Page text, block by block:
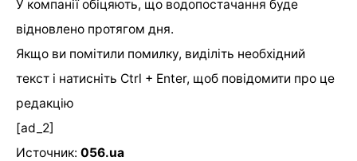
У компанії обіцяють, що водопостачання буде
відновлено протягом дня.
Якщо ви помітили помилку, виділіть необхідний
текст і натисніть Ctrl + Enter, щоб повідомити про це
редакцію
[ad_2]
Источник: 056.ua